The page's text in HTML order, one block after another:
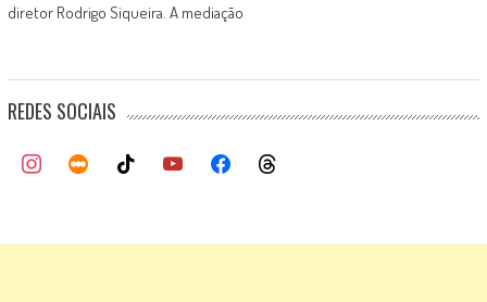
diretor Rodrigo Siqueira. A mediação
REDES SOCIAIS